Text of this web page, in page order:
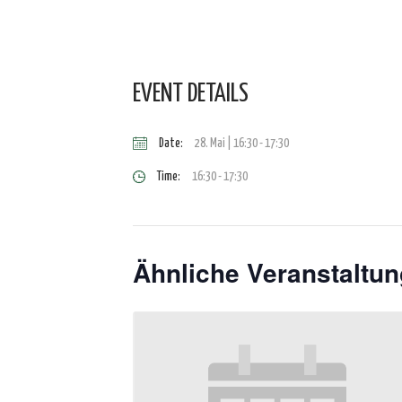
EVENT DETAILS
Date: 28. Mai | 16:30-17:30
Time: 16:30 - 17:30
Ähnliche